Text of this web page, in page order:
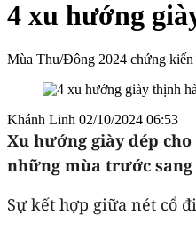
4 xu hướng
Mùa Thu/Đông 2024 chứng
Khánh Linh 02/10/2024 06:53
Xu hướng giày dép
những mùa trước sang
Sự kết hợp giữa nét cổ